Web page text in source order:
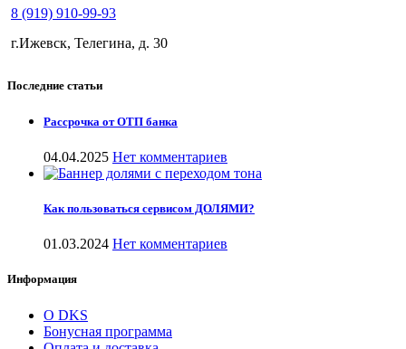
8 (919) 910-99-93
г.Ижевск, Телегина, д. 30
Последние статьи
Рассрочка от ОТП банка
04.04.2025 Нет комментариев
Как пользоваться сервисом ДОЛЯМИ?
01.03.2024 Нет комментариев
Информация
О DKS
Бонусная программа